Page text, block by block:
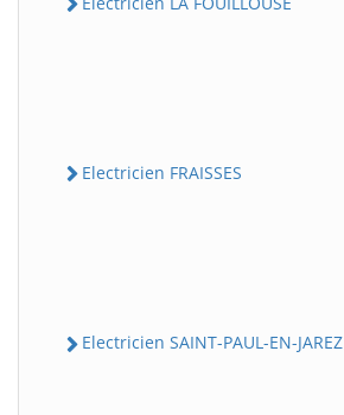
Electricien FRAISSES
Electricien SAINT-PAUL-EN-JAREZ